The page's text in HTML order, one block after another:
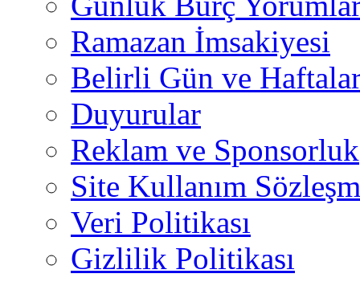
Ramazan İmsakiyesi
Belirli Gün ve
Duyurular
Reklam ve Sponsorluk
Site Kullanım
Veri Politikası
Gizlilik Politikası